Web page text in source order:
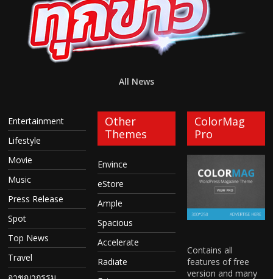
All News
Entertainment
Lifestyle
Movie
Music
Press Release
Spot
Top News
Travel
Other
Themes
Envince
eStore
Ample
Spacious
Accelerate
Radiate
ColorMag
Pro
Contains all
features of free
version and many